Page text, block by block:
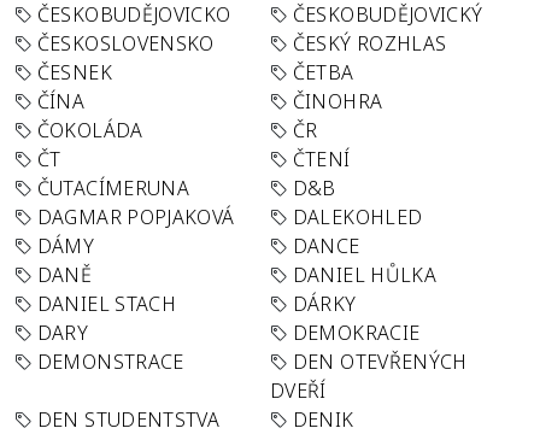
ČESKOBUDĚJOVICKO
ČESKOBUDĚJOVICKÝ
ČESKOSLOVENSKO
ČESKÝ ROZHLAS
ČESNEK
ČETBA
ČÍNA
ČINOHRA
ČOKOLÁDA
ČR
ČT
ČTENÍ
ČUTACÍMERUNA
D&B
DAGMAR POPJAKOVÁ
DALEKOHLED
DÁMY
DANCE
DANĚ
DANIEL HŮLKA
DANIEL STACH
DÁRKY
DARY
DEMOKRACIE
DEMONSTRACE
DEN OTEVŘENÝCH
DVEŘÍ
DEN STUDENTSTVA
DENIK